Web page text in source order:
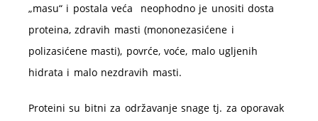
„masu“ i postala veća neophodno je unositi dosta
proteina, zdravih masti (mononezasićene i
polizasićene masti), povrće, voće, malo ugljenih
hidrata i malo nezdravih masti.
Proteini su bitni za održavanje snage tj. za oporavak